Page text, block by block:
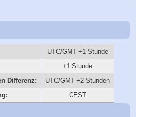
UTC/GMT +1 Stunde
+1 Stunde
Differenz:
UTC/GMT +2 Stunden
CEST